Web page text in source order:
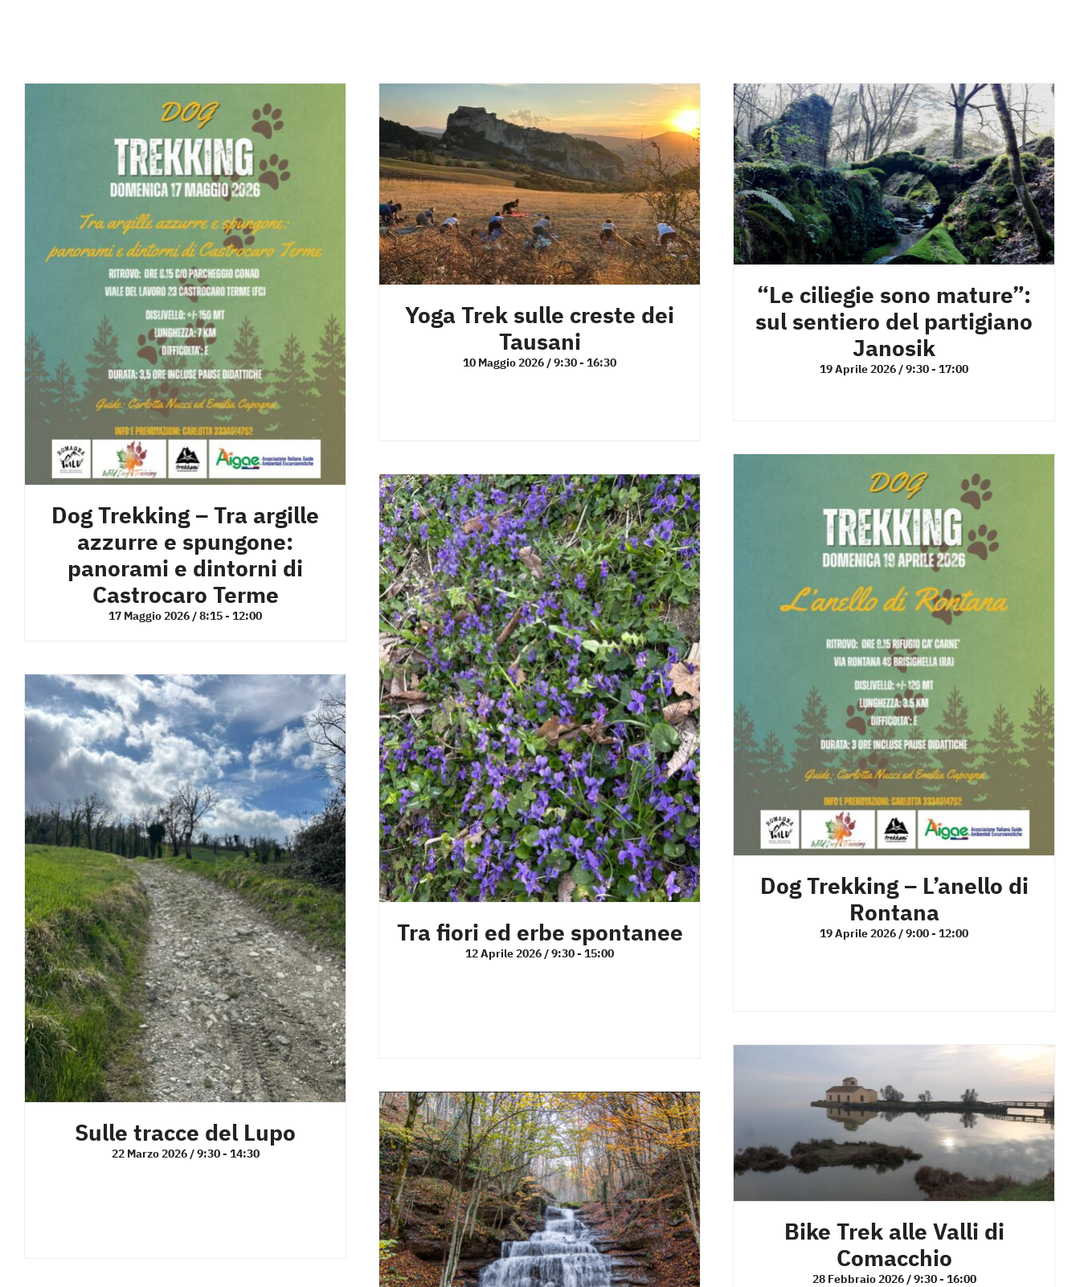
Dog Trekking – Tra argille
azzurre e spungone:
panorami e dintorni di
Castrocaro Terme
17 Maggio 2026 / 8:15-12:00
Yoga Trek sulle creste dei
Tausani
10 Maggio 2026 / 9:30-16:30
“Le ciliegie sono mature”:
sul sentiero del partigiano
Janosik
19 Aprile 2026 / 9:30-17:00
Dog Trekking – L’anello di
Rontana
19 Aprile 2026 / 9:00-12:00
Tra fiori ed erbe spontanee
12 Aprile 2026 / 9:30-15:00
Sulle tracce del Lupo
22 Marzo 2026 / 9:30- 14:30
Bike Trek alle Valli di
Comacchio
28 Febbraio 2026 / 9:30- 16:00